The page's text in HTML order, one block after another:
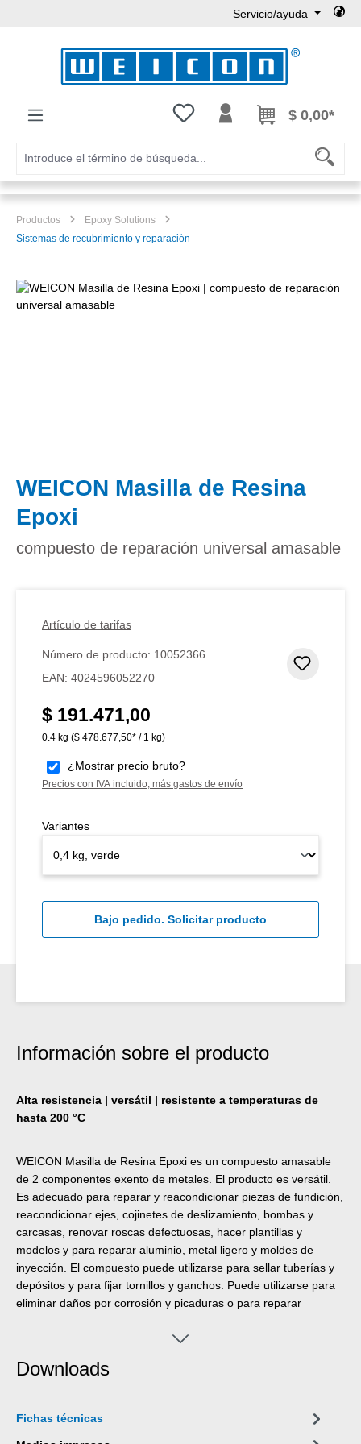
Servicio/ayuda
Tienes 0 artículos en tu lista de
$ 0,00*
Productos
Epoxy Solutions
Sistemas de recubrimiento y reparación
Omitir galería de imágenes
WEICON Masilla de Resina
Epoxi
compuesto de reparación universal amasable
Artículo de tarifas
Número de producto: 10052366
EAN: 4024596052270
Precio normal:
$ 191.471,00
0.4 kg ($ 478.677,50* / 1 kg)
¿Mostrar precio bruto?
Precios con IVA incluido, más gastos de envío
Variantes
Bajo pedido. Solicitar producto
Información sobre el producto
Alta resistencia | versátil | resistente a temperaturas de
hasta 200 °C
WEICON Masilla de Resina Epoxi es un compuesto amasable
de 2 componentes exento de metales. El producto es versátil.
Es adecuado para reparar y reacondicionar piezas de fundición,
reacondicionar ejes, cojinetes de deslizamiento, bombas y
carcasas, renovar roscas defectuosas, hacer plantillas y
modelos y para reparar aluminio, metal ligero y moldes de
inyección. El compuesto puede utilizarse para sellar tuberías y
depósitos y para fijar tornillos y ganchos. Puede utilizarse para
eliminar daños por corrosión y picaduras o para reparar
especialmente bien a todos los metales y también a la
y muchos plásticos. Una vez curado, WEICON Masilla de
mayoría de los ácidos y álcalis. Tiene una resistencia a las altas
Downloads
Fichas técnicas